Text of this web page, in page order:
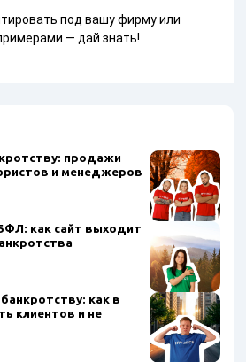
под вашу фирму или
— дай знать!
продажи
и менеджеров
как сайт выходит
как в
клиентов и не